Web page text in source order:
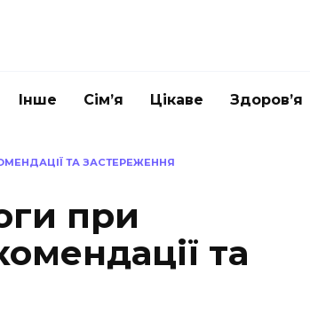
Інше Сім’я Цікаве Здоров’я
ТА ЗАСТЕРЕЖЕННЯ
при
та